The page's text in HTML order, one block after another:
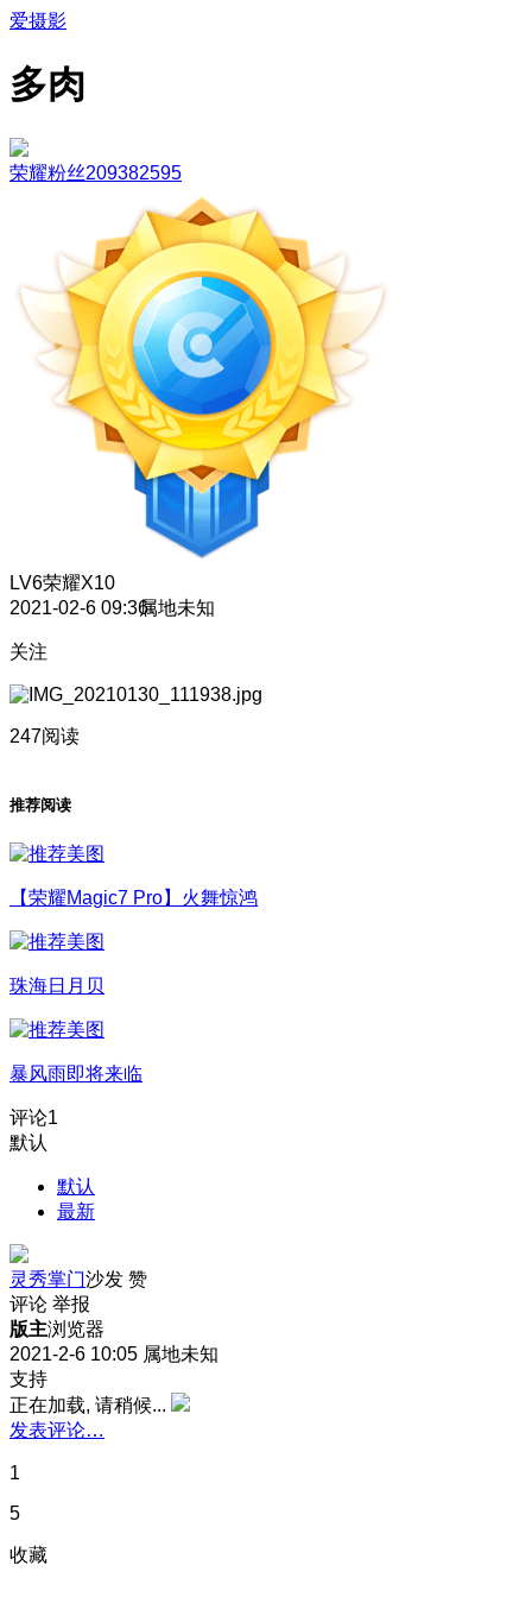
爱摄影
多肉
荣耀粉丝209382595
LV6荣耀X10
2021-02-6 09:36属地未知
关注
247阅读
推荐阅读
【荣耀Magic7 Pro】火舞惊鸿
珠海日月贝
暴风雨即将来临
评论1
默认
默认
最新
灵秀掌门沙发 赞
评论 举报
版主浏览器
2021-2-6 10:05 属地未知
支持
正在加载, 请稍候...
发表评论…
1
5
收藏